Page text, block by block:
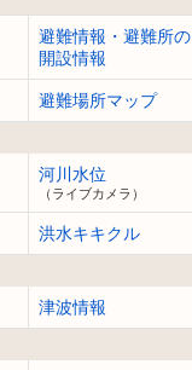
避難情報・避難所の
開設情報
避難場所マップ
河川水位
（ライブカメラ）
洪水キキクル
津波情報